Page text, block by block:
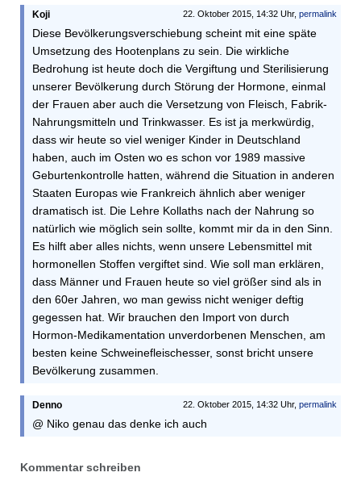
22. Oktober 2015, 14:32 Uhr, permalink
Koji
Diese Bevölkerungsverschiebung scheint mit eine späte
Umsetzung des Hootenplans zu sein. Die wirkliche
Bedrohung ist heute doch die Vergiftung und Sterilisierung
unserer Bevölkerung durch Störung der Hormone, einmal
der Frauen aber auch die Versetzung von Fleisch, Fabrik-
Nahrungsmitteln und Trinkwasser. Es ist ja merkwürdig,
dass wir heute so viel weniger Kinder in Deutschland
haben, auch im Osten wo es schon vor 1989 massive
Geburtenkontrolle hatten, während die Situation in anderen
Staaten Europas wie Frankreich ähnlich aber weniger
dramatisch ist. Die Lehre Kollaths nach der Nahrung so
natürlich wie möglich sein sollte, kommt mir da in den Sinn.
Es hilft aber alles nichts, wenn unsere Lebensmittel mit
hormonellen Stoffen vergiftet sind. Wie soll man erklären,
dass Männer und Frauen heute so viel größer sind als in
den 60er Jahren, wo man gewiss nicht weniger deftig
gegessen hat. Wir brauchen den Import von durch
Hormon-Medikamentation unverdorbenen Menschen, am
besten keine Schweinefleischesser, sonst bricht unsere
Bevölkerung zusammen.
22. Oktober 2015, 14:32 Uhr, permalink
Denno
@ Niko genau das denke ich auch
Kommentar schreiben